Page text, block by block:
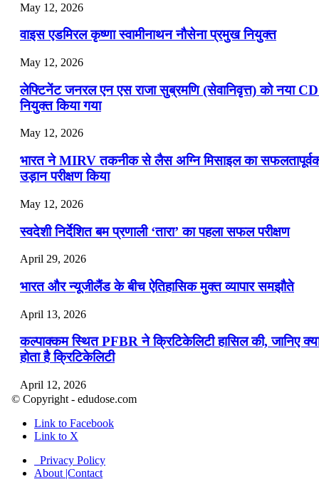
May 12, 2026
वाइस एडमिरल कृष्णा स्वामीनाथन नौसेना प्रमुख नियुक्त
May 12, 2026
लेफ्टिनेंट जनरल एन एस राजा सुब्रमणि (सेवानिवृत्त) को नया
नियुक्त किया गया
May 12, 2026
भारत ने MIRV तकनीक से लैस अग्नि मिसाइल का
उड़ान परीक्षण किया
May 12, 2026
स्वदेशी निर्देशित बम प्रणाली ‘तारा’ का पहला सफल परीक्षण
April 29, 2026
भारत और न्यूजीलैंड के बीच ऐतिहासिक मुक्त व्यापार समझौते
April 13, 2026
कल्पाक्कम स्थित PFBR ने क्रिटिकेलिटी हासिल की, जानिए
होता है क्रिटिकेलिटी
April 12, 2026
April 9, 2026
नासा का आर्टेमिस-2 मिशन: मनुष्य एक बार फिर से चंद्रमा के
पहुंचा
© Copyright - edudose.com
Link to Facebook
Link to X
Privacy Policy
About |Contact